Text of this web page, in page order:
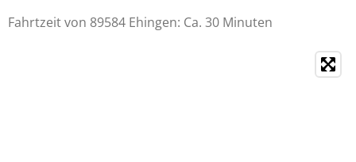
Fahrtzeit von 89584 Ehingen: Ca. 30 Minuten